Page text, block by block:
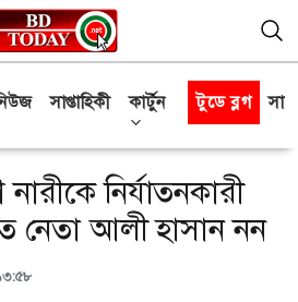
সাপ্তাহিকী কার্টুন টুডে ব্লগ
নির্যাতনকারী
নেতা আলী হাসান নন